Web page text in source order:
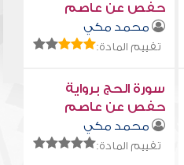
حفص عن عاصم
محمد مكي
تقييم المادة:
سورة الحج برواية
حفص عن عاصم
محمد مكي
تقييم المادة: